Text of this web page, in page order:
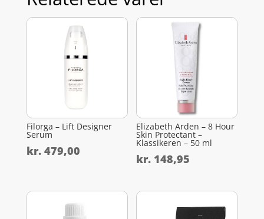
Filorga – Lift Designer
Serum
kr.479,00
Elizabeth Arden – 8 Hour
Skin Protectant –
Klassikeren – 50 ml
kr. 148,95